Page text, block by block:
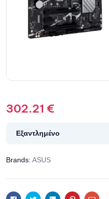
302.21 €
Εξαντλημένο
Brands: ASUS